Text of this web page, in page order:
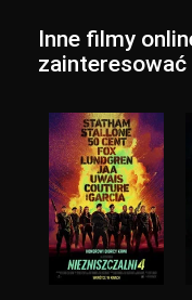
Inne filmy
zainteresować